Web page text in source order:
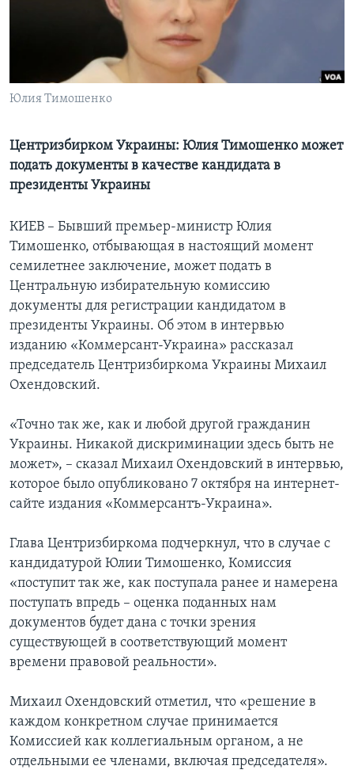
СОЦИАЛЬНЫЕ СЕТИ
Языки
Юлия Тимошенко
Центризбирком Украины: Юлия Тимошенко может
подать документы в качестве кандидата в
президенты Украины
КИЕВ – Бывший премьер-министр Юлия
Тимошенко, отбывающая в настоящий момент
семилетнее заключение, может подать в
Центральную избирательную комиссию
документы для регистрации кандидатом в
президенты Украины. Об этом в интервью
изданию «Коммерсант-Украина» рассказал
председатель Центризбиркома Украины Михаил
Охендовский.
«Точно так же, как и любой другой гражданин
Украины. Никакой дискриминации здесь быть не
может», – сказал Михаил Охендовский в интервью,
которое было опубликовано 7 октября на интернет-
сайте издания «Коммерсантъ-Украина».
Глава Центризбиркома подчеркнул, что в случае с
кандидатурой Юлии Тимошенко, Комиссия
«поступит так же, как поступала ранее и намерена
поступать впредь – оценка поданных нам
документов будет дана с точки зрения
существующей в соответствующий момент
времени правовой реальности».
Михаил Охендовский отметил, что «решение в
каждом конкретном случае принимается
Комиссией как коллегиальным органом, а не
отдельными ее членами, включая председателя».